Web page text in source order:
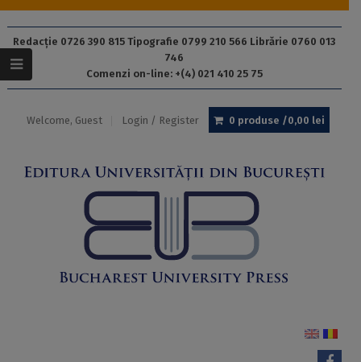
Redacție 0726 390 815 Tipografie 0799 210 566 Librărie 0760 013
746
Comenzi on-line: +(4) 021 410 25 75
Welcome, Guest Login / Register 0 produse /0,00 lei